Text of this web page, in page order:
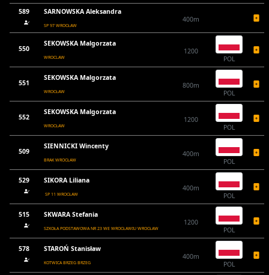
589
SARNOWSKA Aleksandra
SP 97 WROCŁAW
400m
550
SEKOWSKA Malgorzata
WROCLAW
1200
POL
551
SEKOWSKA Malgorzata
WROCŁAW
800m
POL
552
SEKOWSKA Malgorzata
WROCŁAW
1200
POL
509
SIENNICKI Wincenty
BRAK WROCŁAW
400m
POL
529 SIKORA Liliana
SP 11 WROCŁAW
400m
POL
515 SKWARA Stefania
SZKOŁA PODSTAWOWA NR 23 WE WROCŁAWIU WROCŁAW
1200
POL
578 STAROŃ Stanisław
KOTWICA BRZEG BRZEG
400m
POL